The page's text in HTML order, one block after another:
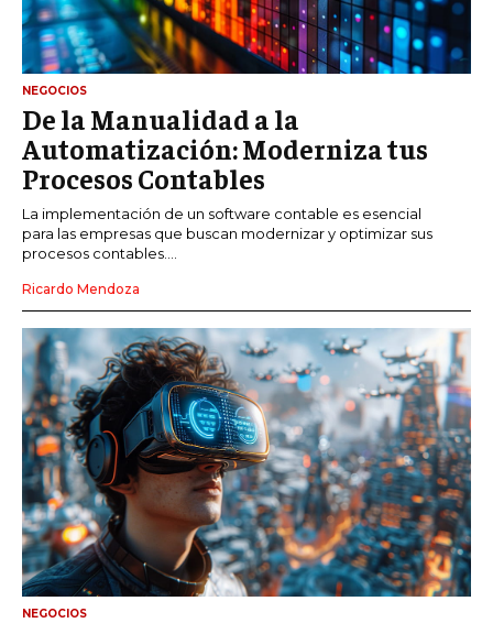
NEGOCIOS
De la Manualidad a la
Automatización: Moderniza tus
Procesos Contables
La implementación de un software contable es esencial
para las empresas que buscan modernizar y optimizar sus
procesos contables....
Ricardo Mendoza
NEGOCIOS